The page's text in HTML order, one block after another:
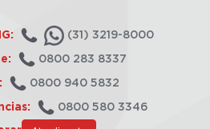
(31) 3219-8000
0800 283 8337
0800 940 5832
0800 580 3346